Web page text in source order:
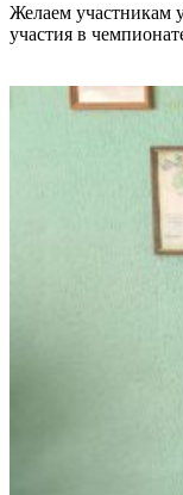
Желаем участникам
участия в